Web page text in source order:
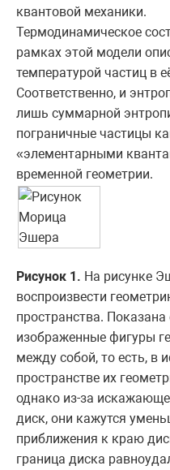
квантовой механики.
Термодинамическое
рамках этой модели
температурой частиц в
Соответственно, и
лишь суммарной
пограничные частицы
«элементарными
временной геометрии.
Рисунок 1. На рисунке
воспроизвести
пространства.
изображенные фигуры
между собой, то есть, в
пространстве их
однако из-за
диск, они кажутся
приближения к краю
граница диска